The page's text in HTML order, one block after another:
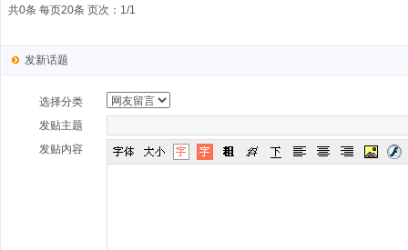
共0条 每页20条 页次：1/1
发新话题
选择分类
发贴主题
发贴内容